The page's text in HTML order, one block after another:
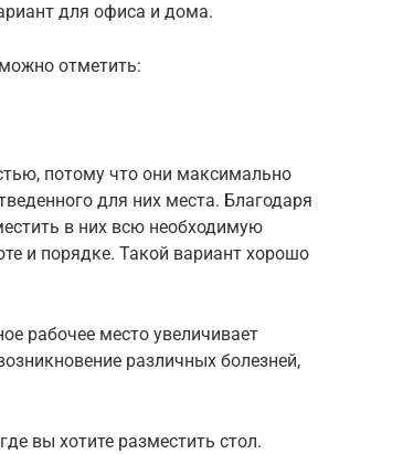
для офиса и дома.
отметить:
потому что они максимально
для них места. Благодаря
в них всю необходимую
и порядке. Такой вариант хорошо
рабочее место увеличивает
различных болезней,
вы хотите разместить стол.